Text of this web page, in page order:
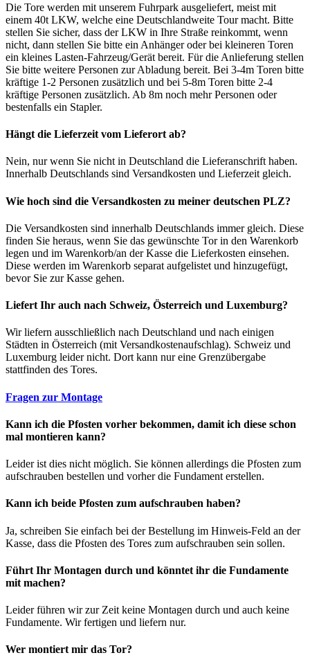
Die Tore werden mit unserem Fuhrpark ausgeliefert, meist mit
einem 40t LKW, welche eine Deutschlandweite Tour macht. Bitte
stellen Sie sicher, dass der LKW in Ihre Straße reinkommt, wenn
nicht, dann stellen Sie bitte ein Anhänger oder bei kleineren Toren
ein kleines Lasten-Fahrzeug/Gerät bereit. Für die Anlieferung stellen
Sie bitte weitere Personen zur Abladung bereit. Bei 3-4m Toren bitte
kräftige 1-2 Personen zusätzlich und bei 5-8m Toren bitte 2-4
kräftige Personen zusätzlich. Ab 8m noch mehr Personen oder
bestenfalls ein Stapler.
Hängt die Lieferzeit vom Lieferort ab?
Nein, nur wenn Sie nicht in Deutschland die Lieferanschrift haben.
Innerhalb Deutschlands sind Versandkosten und Lieferzeit gleich.
Wie hoch sind die Versandkosten zu meiner deutschen PLZ?
Die Versandkosten sind innerhalb Deutschlands immer gleich. Diese
finden Sie heraus, wenn Sie das gewünschte Tor in den Warenkorb
legen und im Warenkorb/an der Kasse die Lieferkosten einsehen.
Diese werden im Warenkorb separat aufgelistet und hinzugefügt,
bevor Sie zur Kasse gehen.
Liefert Ihr auch nach Schweiz, Österreich und Luxemburg?
Wir liefern ausschließlich nach Deutschland und nach einigen
Städten in Österreich (mit Versandkostenaufschlag). Schweiz und
Luxemburg leider nicht. Dort kann nur eine Grenzübergabe
stattfinden des Tores.
Fragen zur Montage
Kann ich die Pfosten vorher bekommen, damit ich diese schon
mal montieren kann?
Leider ist dies nicht möglich. Sie können allerdings die Pfosten zum
aufschrauben bestellen und vorher die Fundament erstellen.
Kann ich beide Pfosten zum aufschrauben haben?
Ja, schreiben Sie einfach bei der Bestellung im Hinweis-Feld an der
Kasse, dass die Pfosten des Tores zum aufschrauben sein sollen.
Führt Ihr Montagen durch und könntet ihr die Fundamente
mit machen?
Leider führen wir zur Zeit keine Montagen durch und auch keine
Fundamente. Wir fertigen und liefern nur.
Wer montiert mir das Tor?